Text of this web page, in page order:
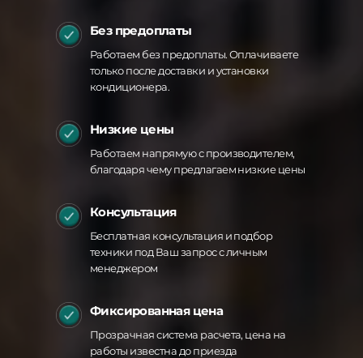
Без предоплаты
Работаем без предоплаты. Оплачиваете
только после доставки и установки
кондиционера.
Низкие цены
Работаем напрямую с производителем,
благодаря чему предлагаем низкие цены
Консультация
Бесплатная консультация и подбор
техники под Ваш запрос с личным
менеджером
Фиксированная цена
Прозрачная система расчета, цена на
работы известна до приезда